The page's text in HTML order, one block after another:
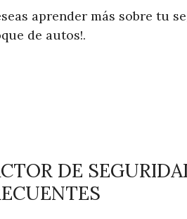
aprender más sobre tu
de autos!.
DE